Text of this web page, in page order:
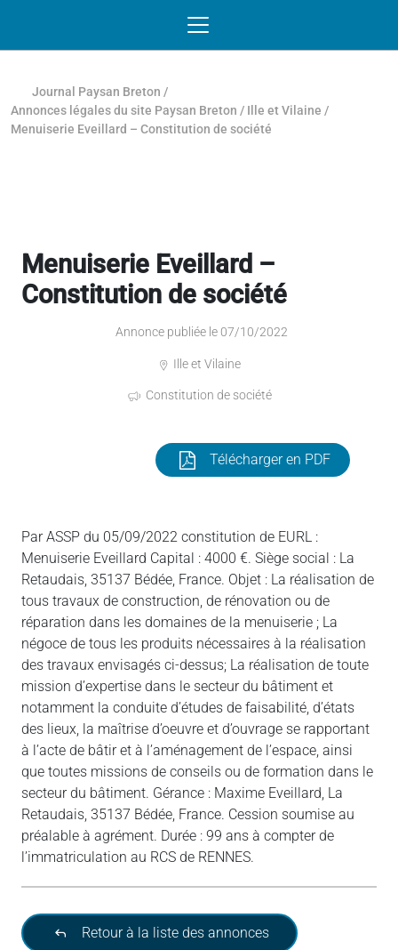
Journal Paysan Breton /
Annonces légales du site Paysan Breton / Ille et Vilaine /
Menuiserie Eveillard – Constitution de société
Menuiserie Eveillard –
Constitution de société
Annonce publiée le 07/10/2022
Ille et Vilaine
Constitution de société
Télécharger en PDF
Par ASSP du 05/09/2022 constitution de EURL :
Menuiserie Eveillard Capital : 4000 €. Siège social : La
Retaudais, 35137 Bédée, France. Objet : La réalisation de
tous travaux de construction, de rénovation ou de
réparation dans les domaines de la menuiserie ; La
négoce de tous les produits nécessaires à la réalisation
des travaux envisagés ci-dessus; La réalisation de toute
mission d’expertise dans le secteur du bâtiment et
notamment la conduite d’études de faisabilité, d’états
des lieux, la maîtrise d’oeuvre et d’ouvrage se rapportant
à l’acte de bâtir et à l’aménagement de l’espace, ainsi
que toutes missions de conseils ou de formation dans le
secteur du bâtiment. Gérance : Maxime Eveillard, La
Retaudais, 35137 Bédée, France. Cession soumise au
préalable à agrément. Durée : 99 ans à compter de
l’immatriculation au RCS de RENNES.
Retour à la liste des annonces